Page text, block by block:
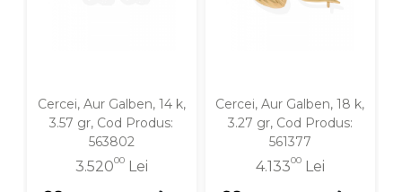
Cercei, Aur Galben, 14 k,
3.57 gr, Cod Produs:
563802
3.52000Lei
Cercei, Aur Galben, 18 k,
3.27 gr, Cod Produs:
561377
4.13300Lei